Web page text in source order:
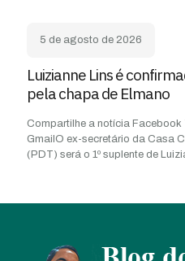
5 de agosto de 2026
Luizianne Lins é
pela chapa de Elmano
Compartilhe a notícia Facebook
GmailO ex-secretário da Casa
(PDT) será o 1º suplente de